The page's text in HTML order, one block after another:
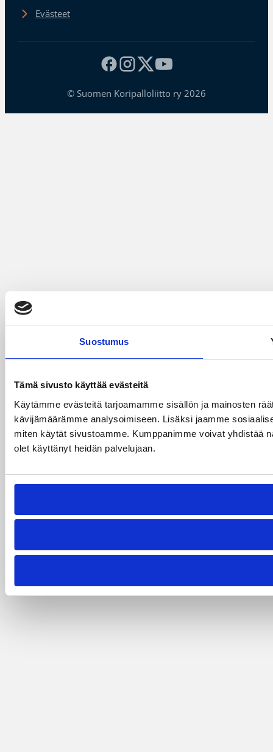
Suostumus
Tämä sivusto käyttää evästeitä
Käytämme evästeitä tarjoamamme sisällön ja mainosten
kävijämäärämme analysoimiseen. Lisäksi jaamme
miten käytät sivustoamme. Kumppanimme voivat yhdistää
olet käyttänyt heidän palvelujaan.
Evästeet
© Suomen Koripalloliitto ry 2026